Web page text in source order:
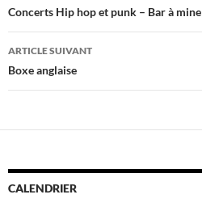
des
articles
Concerts Hip hop et punk – Bar à mine
ARTICLE SUIVANT
Boxe anglaise
CALENDRIER